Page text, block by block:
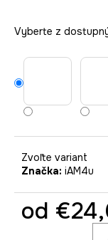
Vyberte z
Zvoľte variant
Značka: iAM4u
od